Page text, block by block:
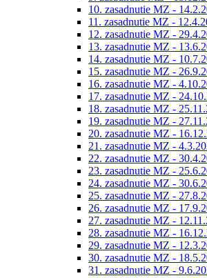
10. zasadnutie MZ -
11. zasadnutie MZ -
12. zasadnutie MZ -
13. zasadnutie MZ -
14. zasadnutie MZ -
15. zasadnutie MZ -
16. zasadnutie MZ -
17. zasadnutie MZ -
18. zasadnutie MZ -
19. zasadnutie MZ -
20. zasadnutie MZ -
21. zasadnutie MZ -
22. zasadnutie MZ -
23. zasadnutie MZ -
24. zasadnutie MZ -
25. zasadnutie MZ -
26. zasadnutie MZ -
27. zasadnutie MZ -
28. zasadnutie MZ -
29. zasadnutie MZ -
30. zasadnutie MZ -
31. zasadnutie MZ -